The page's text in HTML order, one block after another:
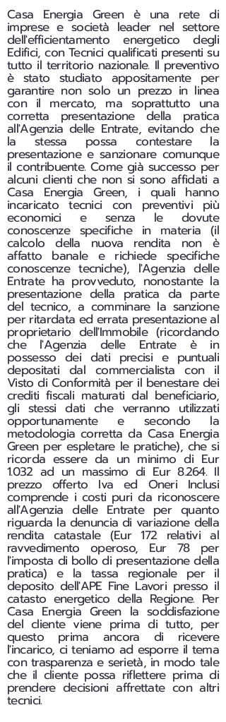
Casa Energia Green è una rete di
imprese e società leader nel settore
dell'efficientamento energetico degli
Edifici, con Tecnici qualificati presenti su
tutto il territorio nazionale. Il preventivo
è stato studiato appositamente per
garantire non solo un prezzo in linea
con il mercato, ma soprattutto una
corretta presentazione della pratica
all'Agenzia delle Entrate, evitando che
la stessa possa contestare la
presentazione e sanzionare comunque
il contribuente. Come già successo per
alcuni clienti che non si sono affidati a
Casa Energia Green, i quali hanno
incaricato tecnici con preventivi più
economici e senza le dovute
conoscenze specifiche in materia (il
calcolo della nuova rendita non è
affatto banale e richiede specifiche
conoscenze tecniche), l'Agenzia delle
Entrate ha provveduto, nonostante la
presentazione della pratica da parte
del tecnico, a comminare la sanzione
per ritardata ed errata presentazione al
proprietario dell'Immobile (ricordando
che l'Agenzia delle Entrate è in
possesso dei dati precisi e puntuali
depositati dal commercialista con il
Visto di Conformità per il benestare dei
crediti fiscali maturati dal beneficiario,
gli stessi dati che verranno utilizzati
opportunamente e secondo la
metodologia corretta da Casa Energia
Green per espletare le pratiche), che si
ricorda essere da un minimo di Eur
1.032 ad un massimo di Eur 8.264. Il
prezzo offerto Iva ed Oneri Inclusi
comprende i costi puri da riconoscere
all'Agenzia delle Entrate per quanto
riguarda la denuncia di variazione della
rendita catastale (Eur 172 relativi al
ravvedimento operoso, Eur 78 per
l'imposta di bollo di presentazione della
pratica) e la tassa regionale per il
deposito dell'APE Fine Lavori presso il
catasto energetico della Regione. Per
Casa Energia Green la soddisfazione
del cliente viene prima di tutto, per
questo prima ancora di ricevere
l'incarico, ci teniamo ad esporre il tema
con trasparenza e serietà, in modo tale
che il cliente possa riflettere prima di
prendere decisioni affrettate con altri
tecnici.